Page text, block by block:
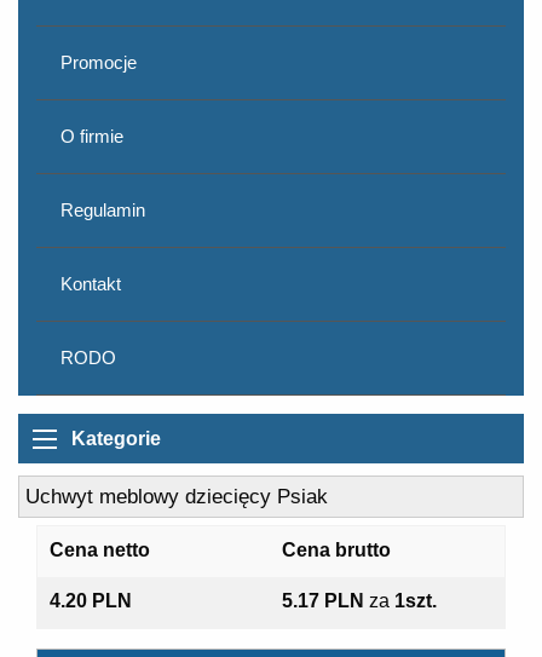
Promocje
O firmie
Regulamin
Kontakt
RODO
Kategorie
Uchwyt meblowy dziecięcy Psiak
Cena netto Cena brutto
4.20 PLN 5.17 PLN za 1szt.